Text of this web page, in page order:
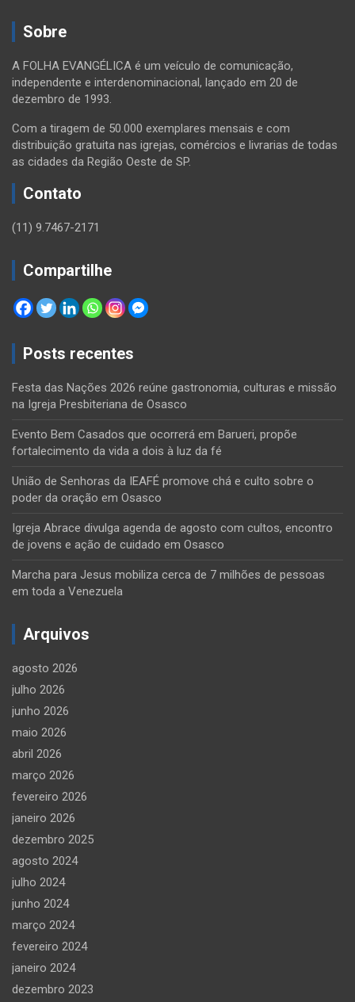
Sobre
A FOLHA EVANGÉLICA é um veículo de comunicação,
independente e interdenominacional, lançado em 20 de
dezembro de 1993.
Com a tiragem de 50.000 exemplares mensais e com
distribuição gratuita nas igrejas, comércios e livrarias de todas
as cidades da Região Oeste de SP.
Contato
(11) 9.7467-2171
Compartilhe
Posts recentes
Festa das Nações 2026 reúne gastronomia, culturas e missão
na Igreja Presbiteriana de Osasco
Evento Bem Casados que ocorrerá em Barueri, propõe
fortalecimento da vida a dois à luz da fé
União de Senhoras da IEAFÉ promove chá e culto sobre o
poder da oração em Osasco
Igreja Abrace divulga agenda de agosto com cultos, encontro
de jovens e ação de cuidado em Osasco
Marcha para Jesus mobiliza cerca de 7 milhões de pessoas
em toda a Venezuela
Arquivos
agosto 2026
julho 2026
junho 2026
maio 2026
abril 2026
março 2026
fevereiro 2026
janeiro 2026
dezembro 2025
agosto 2024
julho 2024
junho 2024
março 2024
fevereiro 2024
janeiro 2024
dezembro 2023